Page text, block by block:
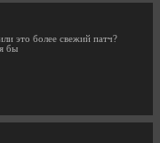
это более свежий патч?
бы